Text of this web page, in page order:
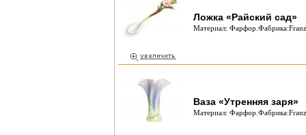
Ложка «Райский сад»
Материал:
Ваза «Утренняя заря»
Материал: